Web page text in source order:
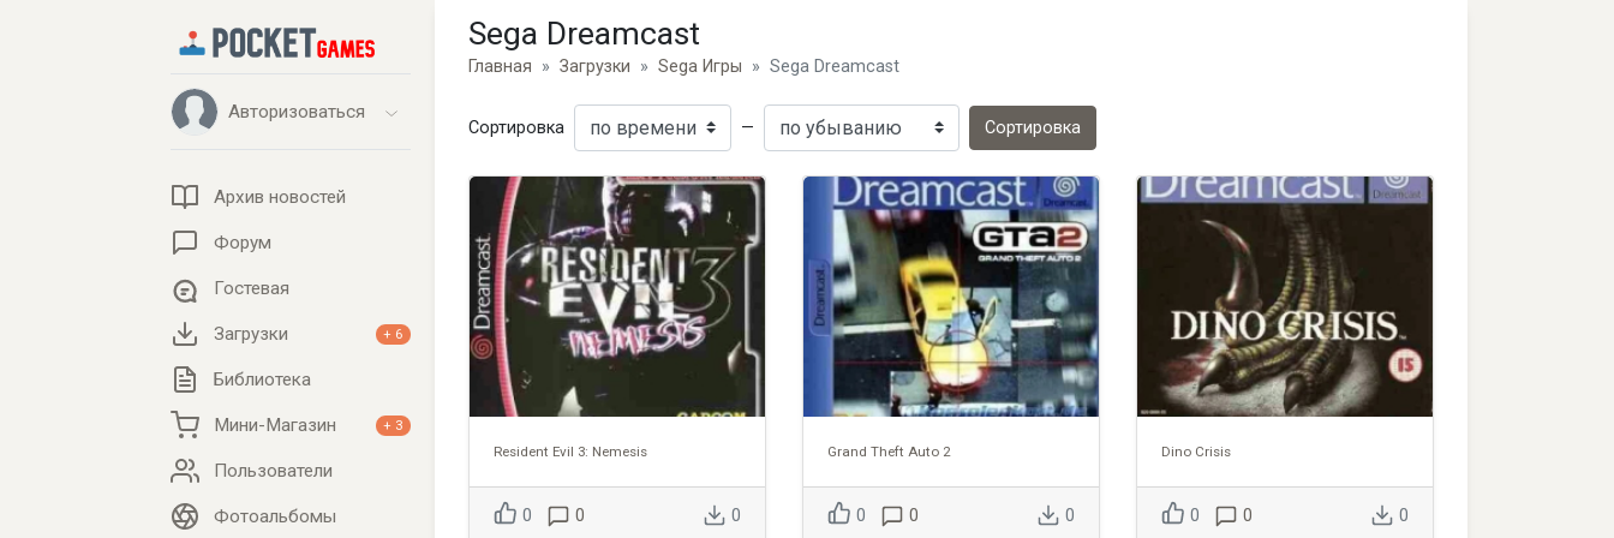
Авторизоваться
Архив новостей
Форум
Гостевая
Загрузки + 6
Библиотека
Мини-Магазин + 3
Пользователи
Фотоальбомы
Sega Dreamcast
Главная Загрузки Sega Игры Sega Dreamcast
Сортировка — Сортировка
Resident Evil 3: Nemesis
0 0 0
Grand Theft Auto 2
0 0 0
Dino Crisis
0 0 0